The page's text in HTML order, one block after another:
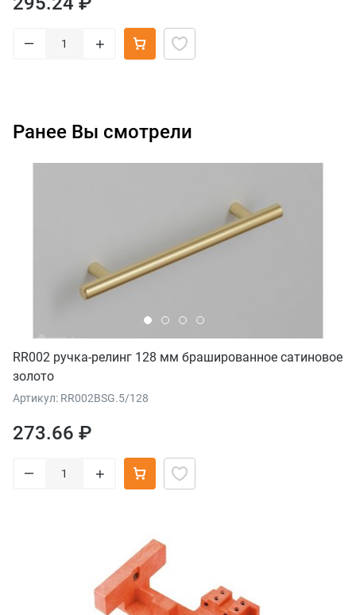
– +
Ранее Вы смотрели
RR002 ручка-релинг 128 мм брашированное сатиновое
золото
Артикул: RR002BSG.5/128
273.66 ₽
– +